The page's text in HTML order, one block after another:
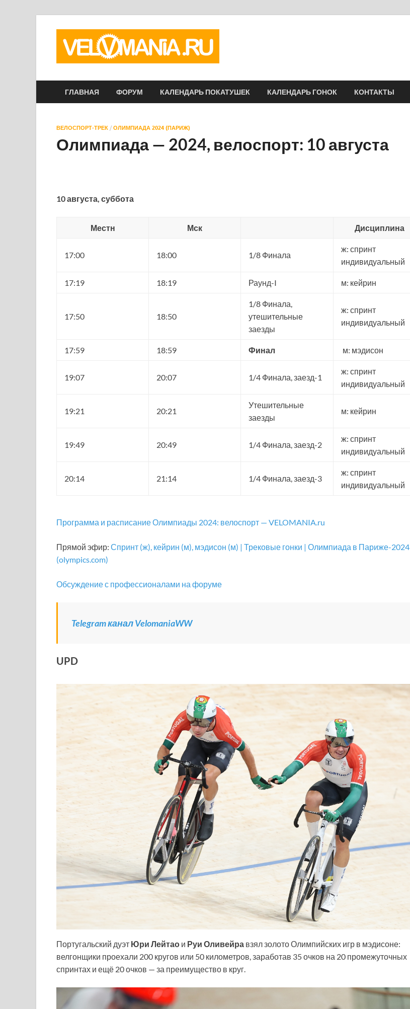
ГЛАВНАЯ ФОРУМ КАЛЕНДАРЬ ПОКАТУШЕК КАЛЕНДАРЬ ГОНОК КОНТАКТЫ
ВЕЛОСПОРТ-ТРЕК / ОЛИМПИАДА 2024 (ПАРИЖ)
Олимпиада — 2024, велоспорт: 10 августа
10 августа, суббота
Местн Мск Дисциплина
17:00 18:00 1/8 Финала
ж: спринт
индивидуальный
17:19 18:19 Раунд-I м: кейрин
17:50 18:50
1/8 Финала,
утешительные
заезды
ж: спринт
индивидуальный
17:59 18:59 Финал м: мэдисон
19:07 20:07 1/4 Финала, заезд-1
ж: спринт
индивидуальный
19:21 20:21
Утешительные
заезды
м: кейрин
19:49 20:49 1/4 Финала, заезд-2
ж: спринт
индивидуальный
20:14 21:14 1/4 Финала, заезд-3
ж: спринт
индивидуальный
Программа и расписание Олимпиады 2024: велоспорт — VELOMANIA.ru
Прямой эфир: Спринт (ж), кейрин (м), мэдисон (м) | Трековые гонки | Олимпиада в Париже-2024
(olympics.com)
Обсуждение с профессионалами на форуме
Telegram канал VelomaniaWW
UPD
Португальский дуэт Юри Лейтао и Руи Оливейра взял золото Олимпийских игр в мэдисоне:
велгонщики проехали 200 кругов или 50 километров, заработав 35 очков на 20 промежуточных
спринтах и ещё 20 очков — за преимущество в круг.